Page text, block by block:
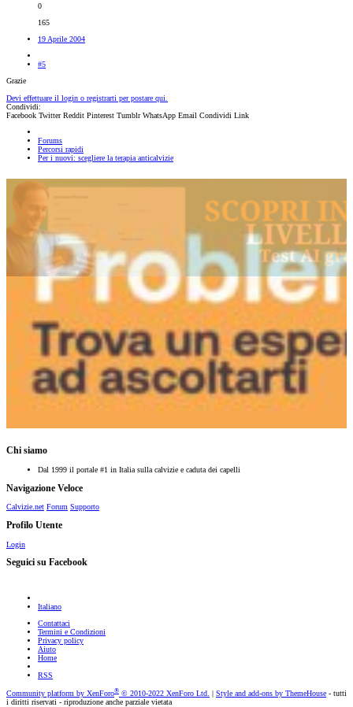
0
165
19 Aprile 2004
#5
Grazie
Devi effettuare il login o registrarti per postare qui.
Condividi:
Facebook Twitter Reddit Pinterest Tumblr WhatsApp Email Condividi Link
Forums
Percorsi rapidi
Per i nuovi: scegliere la terapia anticalvizie
Chi siamo
Dal 1999 il portale #1 in Italia sulla calvizie e caduta dei capelli
Navigazione Veloce
Calvizie.net Forum Supporto
Profilo Utente
Login
Seguici su Facebook
Italiano
Contattaci
Termini e Condizioni
Privacy policy
Aiuto
Home
RSS
Community platform by XenForo® © 2010-2022 XenForo Ltd. Style and add-ons by ThemeHouse - tutti
i diritti riservati - riproduzione anche parziale vietata